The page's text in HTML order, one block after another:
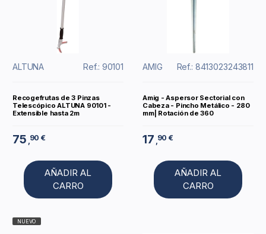
ALTUNA Ref.: 90101
Recogefrutas de 3 Pinzas
Telescópico ALTUNA 90101 -
Extensible hasta 2m
75 ,90 €
AÑADIR AL
CARRO
AMIG Ref.: 8413023243811
Amig - Aspersor Sectorial con
Cabeza - Pincho Metálico - 280
mm| Rotación de 360
17 ,90 €
AÑADIR AL
CARRO
NUEVO